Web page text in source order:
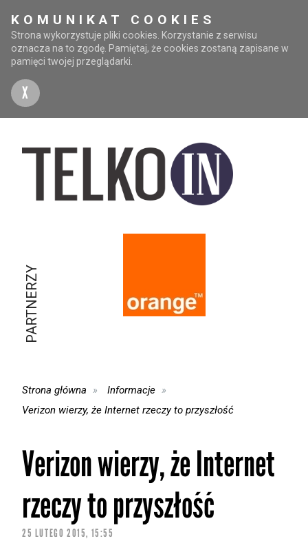
KOMUNIKAT COOKIES
Strona wykorzystuje pliki cookies. Korzystanie z serwisu
oznacza na to zgodę. Pamiętaj, że cookies zostaną zapisane w
pamięci twojej przeglądarki.
X
PARTNERZY
Strona główna
Informacje
Verizon wierzy, że Internet rzeczy to przyszłość
Verizon wierzy, że Internet
rzeczy to przyszłość
25 LUTEGO 2015, 15:55